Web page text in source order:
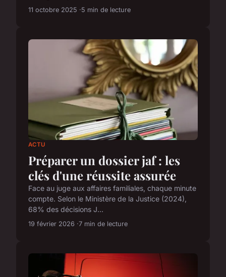
11 octobre 2025 5 min de lecture
ACTU
Préparer un dossier jaf : les
clés d'une réussite assurée
Face au juge aux affaires familiales, chaque minute
compte. Selon le Ministère de la Justice (2024),
68% des décisions J...
19 février 2026 7 min de lecture